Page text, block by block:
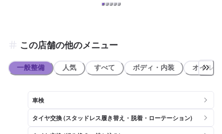
この店舗の他のメニュー
一般整備 人気 すべて ボディ・内装 オイル類
車検
タイヤ交換 (スタッドレス履き替え・脱着・ローテーション)